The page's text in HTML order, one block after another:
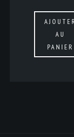
AU
PANIER